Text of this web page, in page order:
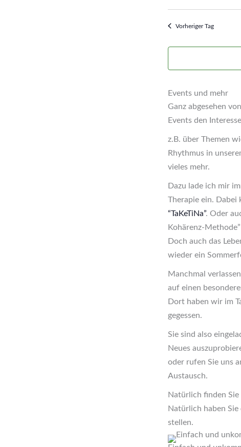
Vorheriger Tag
Events und mehr
Ganz abgesehen
Events den
z.B. über Themen
Rhythmus in
vieles mehr.
Dazu lade ich mir
Therapie ein. Dabei
“TaKeTiNa”. Oder
Kohärenz-
Doch auch das
wieder ein
Manchmal
auf einen
Dort haben wir im
gegessen.
Sie sind also
Neues
oder rufen Sie uns
Austausch.
Natürlich finden
Natürlich haben
stellen.